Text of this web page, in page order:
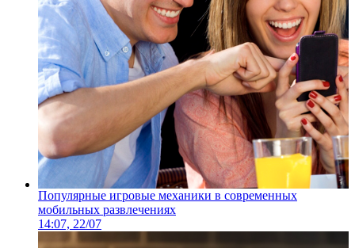
Популярные игровые механики в современных
мобильных развлечениях
14:07, 22/07